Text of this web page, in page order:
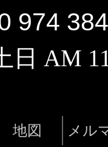
974 384
日 AM
地図 メル